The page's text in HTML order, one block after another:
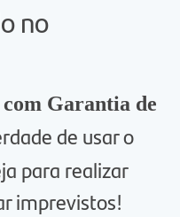
no
Garantia de
de usar o
para realizar
imprevistos!